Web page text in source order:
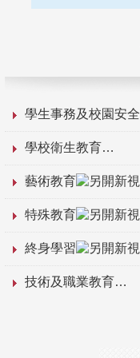
學生事務及校園安全
學校衛生教育
藝術教育
特殊教育
終身學習
技術及職業教育